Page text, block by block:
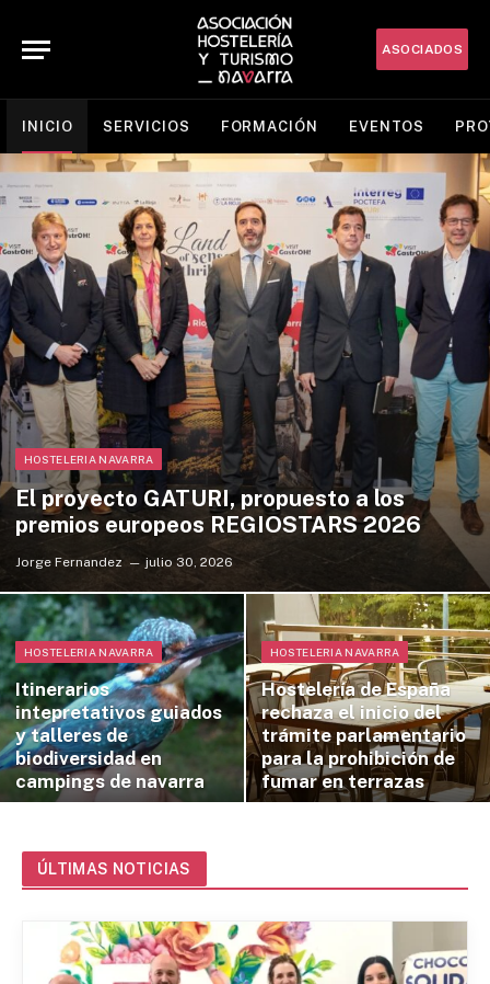
ASOCIADOS
INICIO SERVICIOS FORMACIÓN EVENTOS
HOSTELERIA NAVARRA
El proyecto GATURI, propuesto a los
premios europeos REGIOSTARS 2026
Jorge Fernandez julio 30, 2026
HOSTELERIA NAVARRA
Itinerarios
intepretativos guiados
y talleres de
biodiversidad en
campings de navarra
HOSTELERIA NAVARRA
Hostelería de España
rechaza el inicio del
trámite parlamentario
para la prohibición de
fumar en terrazas
ÚLTIMAS NOTICIAS